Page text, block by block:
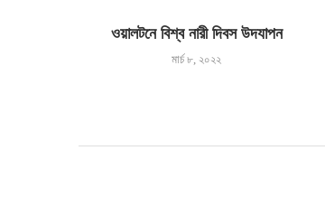
ওয়ালটনে বিশ্ব নারী দিবস উদযাপন
মার্চ ৮, ২০২২